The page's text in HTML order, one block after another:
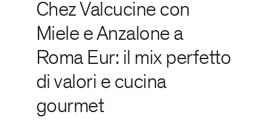
Chez Valcucine con
Miele e Anzalone a
Roma Eur: il mix perfetto
di valori ecucina
gourmet